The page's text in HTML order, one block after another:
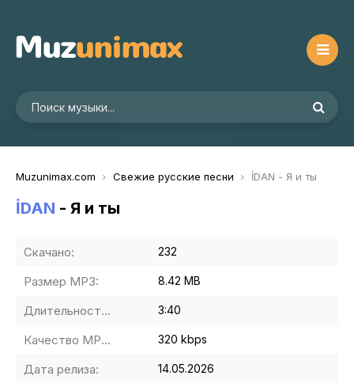
Muzunimax.com Свежие русские песни İDAN - Я и ты
İDAN - Я и ты
Скачано: 232
Размер MP3: 8.42 MB
Длительность MP3: 3:40
Качество MP3: 320 kbps
Дата релиза: 14.05.2026